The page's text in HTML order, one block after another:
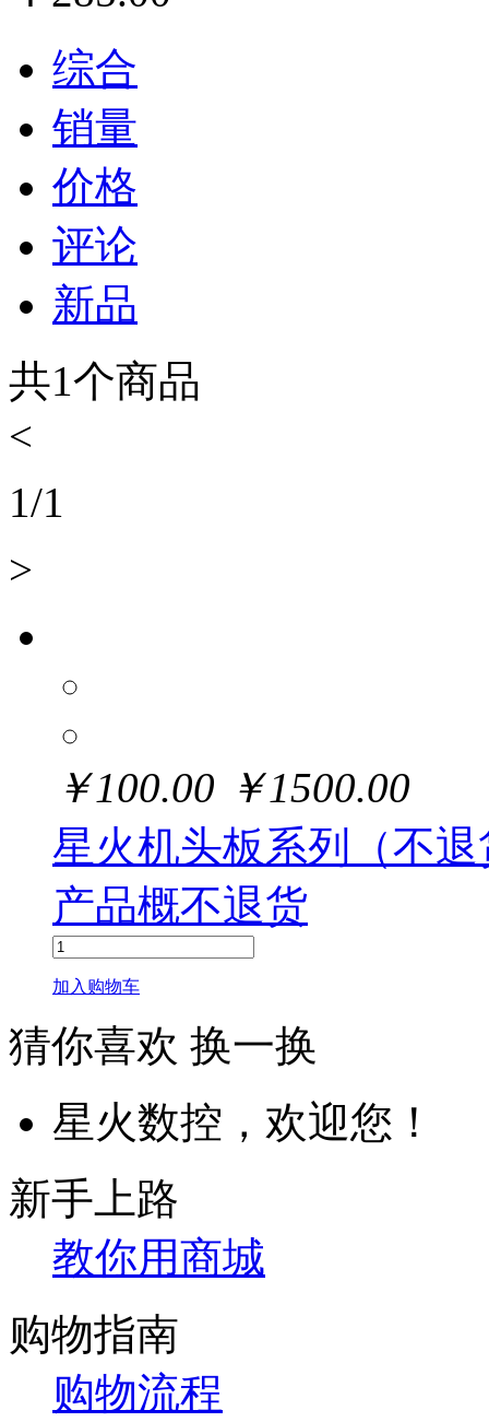
综合
销量
价格
评论
新品
共1个商品
<
1/1
>
￥100.00 ￥1500.00
星火机头板系列（不
产品概不退货
加入购物车
猜你喜欢 换一换
星火数控，欢迎您！
新手上路
教你用商城
购物指南
购物流程